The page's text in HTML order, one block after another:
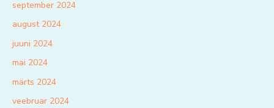
september 2024
august 2024
juuni 2024
mai 2024
märts 2024
veebruar 2024